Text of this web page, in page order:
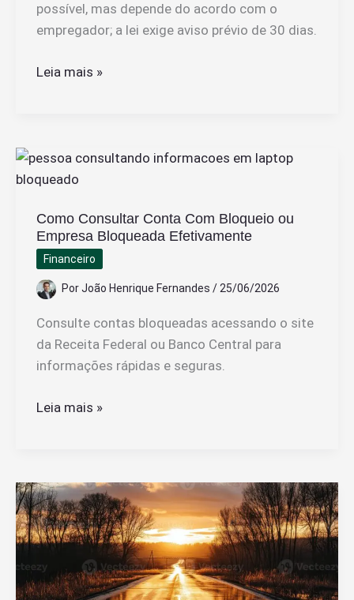
possível, mas depende do acordo com o
empregador; a lei exige aviso prévio de 30 dias.
É
E
Sair
Mesmo
Dia
Segundo
A
Leia mais »
Como Consultar Conta Com Bloqueio ou
Empresa Bloqueada Efetivamente
Financeiro
PorJoão Henrique Fernandes /25/06/2026
Consulte contas bloqueadas acessando o site
da Receita Federal ou Banco Central para
informações rápidas e seguras.
Como
Bloqueio
ou
Empresa
Efetivamente
Leia mais »